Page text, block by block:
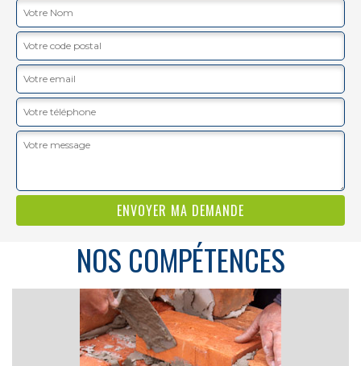
NOS COMPÉTENCES